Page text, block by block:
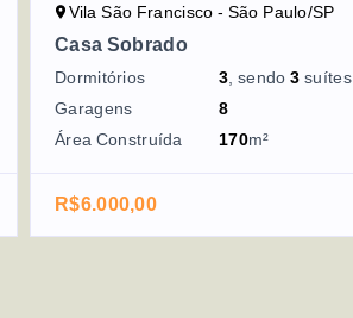
Vila São Francisco - São Paulo/SP
Casa Sobrado
Dormitórios 3 , sendo3 suítes
Garagens
8
Área Construída
170m²
R$6.000,00